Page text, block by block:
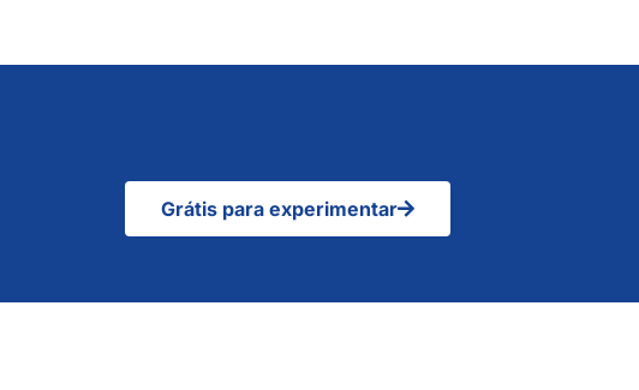
Grátis para experimentar